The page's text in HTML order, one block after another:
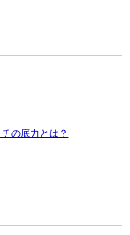
の底力とは？